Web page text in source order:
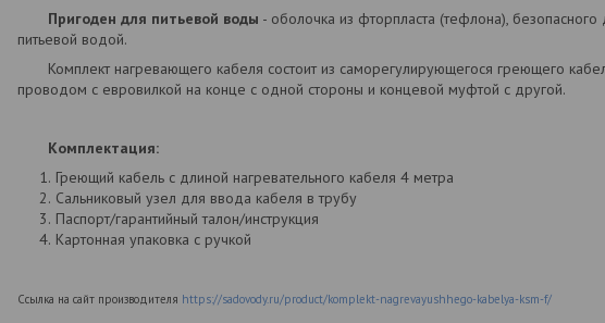
Пригоден для питьевой воды - оболочка из фторпласта (тефлона),
питьевой водой.
Комплект нагревающего кабеля состоит из саморегулирующегося греющего
проводом с евровилкой на конце с одной стороны и концевой муфтой с другой.
Комплектация:
Греющий кабель с длиной нагревательного кабеля 4 метра
Сальниковый узел для ввода кабеля в трубу
Паспорт/гарантийный талон/инструкция
Картонная упаковка с ручкой
Ссылка на сайт производителя https://sadovody.ru/product/komplekt-nagrevayushhego-kabelya-ksm-f/